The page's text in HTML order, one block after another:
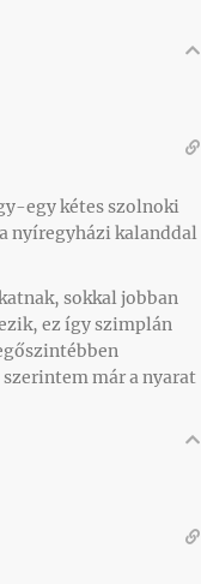
egy kétes szolnoki
nyíregyházi kalanddal
sokkal jobban
ez így szimplán
már a nyarat